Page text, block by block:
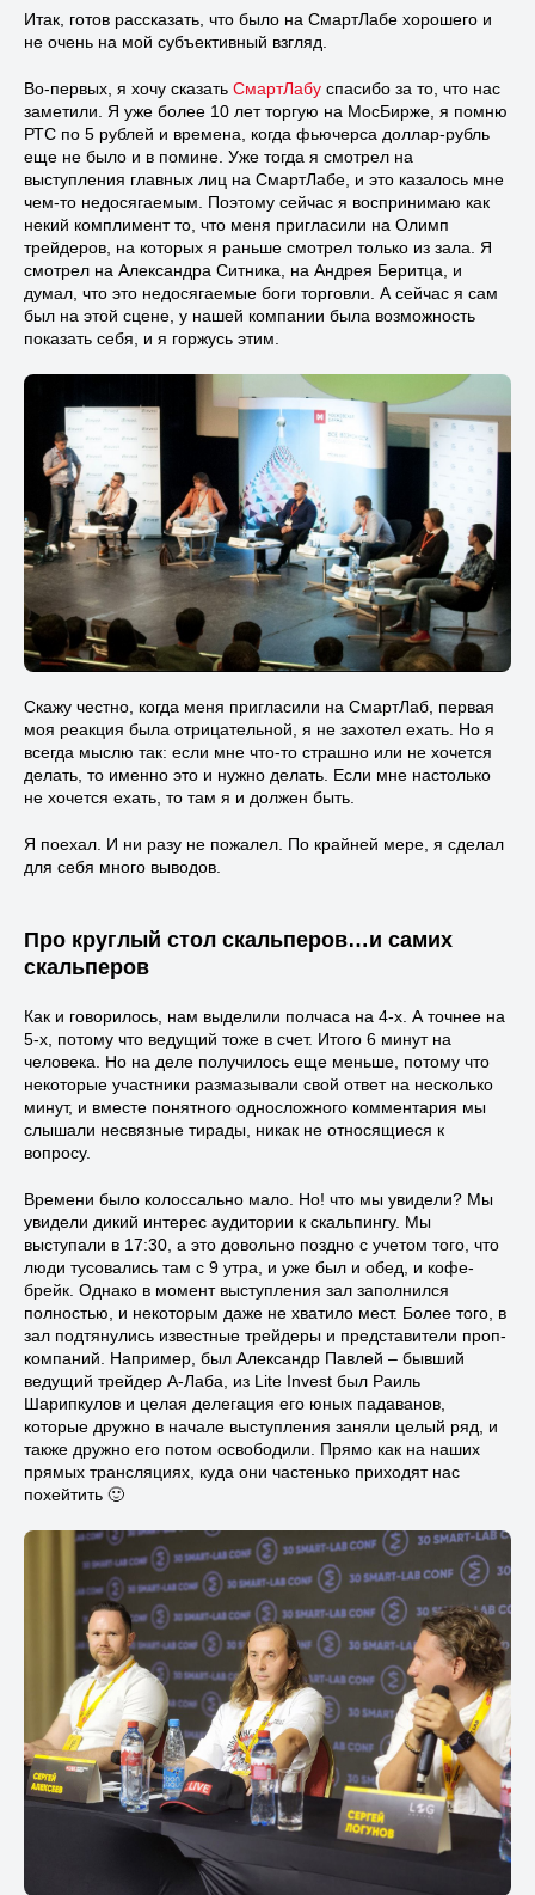
Итак, готов рассказать, что было на СмартЛабе хорошего и
не очень на мой субъективный взгляд.
Во-первых, я хочу сказать СмартЛабу спасибо за то, что нас
заметили. Я уже более 10 лет торгую на МосБирже, я помню
РТС по 5 рублей и времена, когда фьючерса доллар-рубль
еще не было и в помине. Уже тогда я смотрел на
выступления главных лиц на СмартЛабе, и это казалось мне
чем-то недосягаемым. Поэтому сейчас я воспринимаю как
некий комплимент то, что меня пригласили на Олимп
трейдеров, на которых я раньше смотрел только из зала. Я
смотрел на Александра Ситника, на Андрея Беритца, и
думал, что это недосягаемые боги торговли. А сейчас я сам
был на этой сцене, у нашей компании была возможность
показать себя, и я горжусь этим.
Скажу честно, когда меня пригласили на СмартЛаб, первая
моя реакция была отрицательной, я не захотел ехать. Но я
всегда мыслю так: если мне что-то страшно или не хочется
делать, то именно это и нужно делать. Если мне настолько
не хочется ехать, то там я и должен быть.
Я поехал. И ни разу не пожалел. По крайней мере, я сделал
для себя много выводов.
Про круглый стол скальперов…и самих
скальперов
Как и говорилось, нам выделили полчаса на 4-х. А точнее на
5-х, потому что ведущий тоже в счет. Итого 6 минут на
человека. Но на деле получилось еще меньше, потому что
некоторые участники размазывали свой ответ на несколько
минут, и вместе понятного односложного комментария мы
слышали несвязные тирады, никак не относящиеся к
вопросу.
Времени было колоссально мало. Но! что мы увидели? Мы
увидели дикий интерес аудитории к скальпингу. Мы
выступали в 17:30, а это довольно поздно с учетом того, что
люди тусовались там с 9 утра, и уже был и обед, и кофе-
брейк. Однако в момент выступления зал заполнился
полностью, и некоторым даже не хватило мест. Более того, в
зал подтянулись известные трейдеры и представители проп-
компаний. Например, был Александр Павлей – бывший
ведущий трейдер А-Лаба, из Lite Invest был Раиль
Шарипкулов и целая делегация его юных падаванов,
которые дружно в начале выступления заняли целый ряд, и
также дружно его потом освободили. Прямо как на наших
прямых трансляциях, куда они частенько приходят нас
похейтить 🙂